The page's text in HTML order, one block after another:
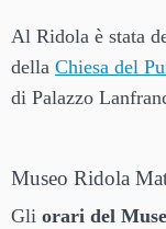
Al Ridola è stata
della Chiesa del
di Palazzo
Museo Ridola
Gli orari del